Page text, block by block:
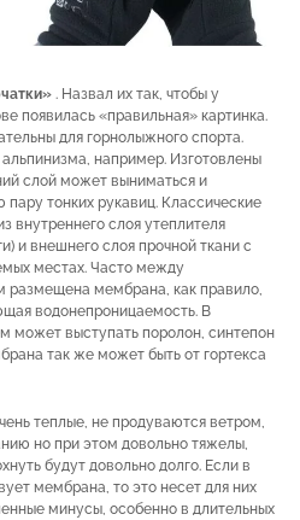
. Назвал их так, чтобы у
появилась «правильная» картинка.
для горнолыжного спорта.
например. Изготовлены
слой может выниматься и
пару тонких рукавиц. Классические
внутреннего слоя утеплителя
и внешнего слоя прочной ткани с
местах. Часто между
мембрана, как правило,
водонепроницаемость. В
может выступать поролон, синтепон
так же может быть от гортекса
теплые, не продуваются ветром,
но при этом довольно тяжелы,
будут довольно долго. Если в
мембрана, то это несет для них
минусы, особенно в длительных